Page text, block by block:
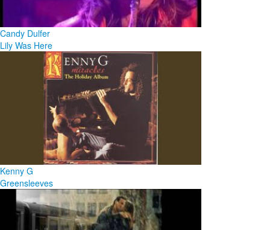
Candy Dulfer
Lily Was Here
Kenny G
Greensleeves